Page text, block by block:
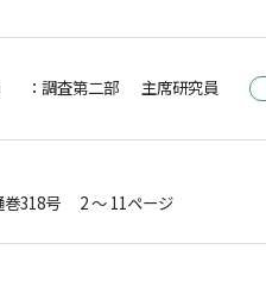
：調査第二部 主席研究員
巻318号 2 ～ 11ページ